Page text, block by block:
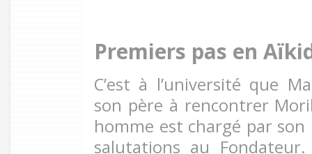
Premiers pas en
C’est à l’université que
son père à rencontrer
homme est chargé par
salutations au